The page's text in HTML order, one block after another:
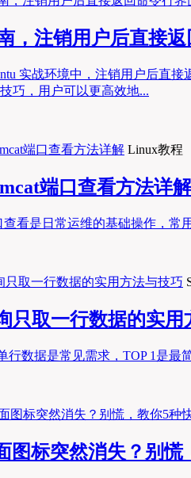
，注销用户后直接
实战环境中，注销用户后直
巧，用户可以更高效地...
Linux教程
端口查看方法详解
看是日常运维的基础操作，常
只取一行数据的实用
行数据是常见需求，TOP 1是
图标突然消失？别